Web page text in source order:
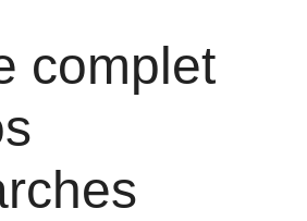
complet